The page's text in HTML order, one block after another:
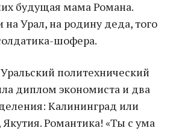
будущая мама Романа.
Урал, на родину деда, того
шофера.
политехнический
диплом экономиста и два
Калининград или
Романтика! «Ты с ума